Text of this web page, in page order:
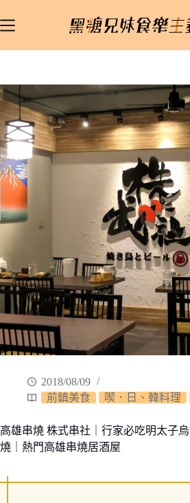
至
容
2018/08/09
前鎮美食
喫．日、韓料理
高雄串燒 株式串社｜行家必吃明太子
燒｜熱門高雄串燒居酒屋